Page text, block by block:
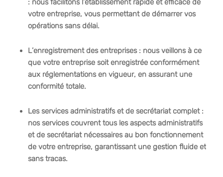
: nous facilitons l’établissement rapide et efficace de
votre entreprise, vous permettant de démarrer vos
opérations sans délai.
L’enregistrement des entreprises : nous veillons à ce
que votre entreprise soit enregistrée conformément
aux réglementations en vigueur, en assurant une
conformité totale.
Les services administratifs et de secrétariat complet :
nos services couvrent tous les aspects administratifs
et de secrétariat nécessaires au bon fonctionnement
de votre entreprise, garantissant une gestion fluide et
sans tracas.